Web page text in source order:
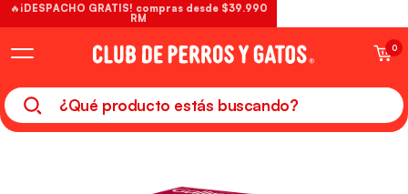
0
🔥¡DESPACHO GRATIS! compras desde $39.990
RM